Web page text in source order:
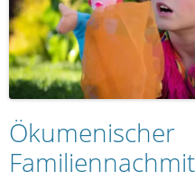
Ökumenischer